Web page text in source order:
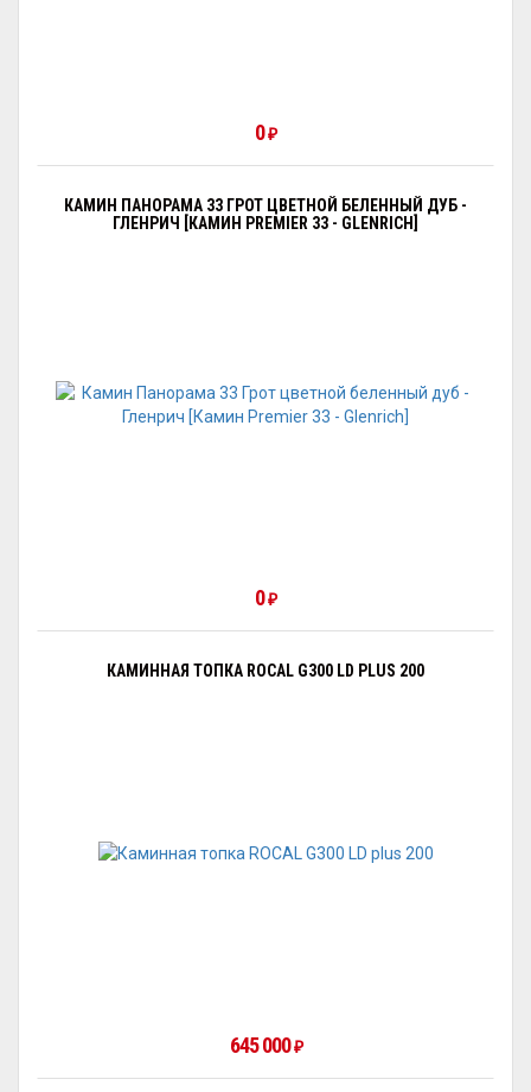
0 ₽
КАМИН ПАНОРАМА 33 ГРОТ ЦВЕТНОЙ БЕЛЕННЫЙ ДУБ -
ГЛЕНРИЧ [КАМИН PREMIER 33 - GLENRICH]
0 ₽
КАМИННАЯ ТОПКА ROCAL G300 LD PLUS 200
645 000 ₽